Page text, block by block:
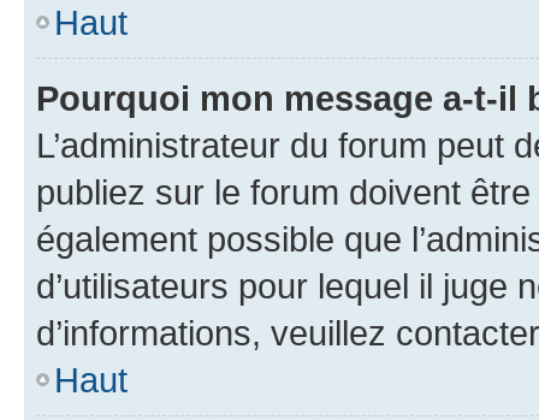
Haut
Pourquoi mon message a-t-il
L’administrateur du forum peut
publiez sur le forum doivent
également possible que
d’utilisateurs pour lequel il juge
d’informations, veuillez
Haut